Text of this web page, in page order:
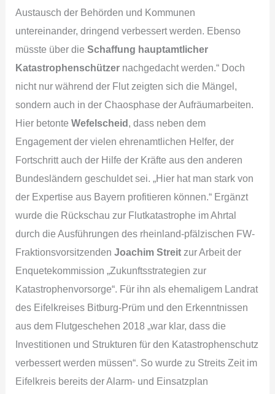
Austausch der Behörden und Kommunen
untereinander, dringend verbessert werden. Ebenso
müsste über dieSchaffung hauptamtlicher
Katastrophenschützer nachgedacht werden.“ Doch
nicht nur während der Flut zeigten sich die Mängel,
sondern auch in der Chaosphase der Aufräumarbeiten.
Hier betonteWefelscheid , dass neben dem
Engagement der vielen ehrenamtlichen Helfer, der
Fortschritt auch der Hilfe der Kräfte aus den anderen
Bundesländern geschuldet sei. „Hier hat man stark von
der Expertise aus Bayern profitieren können.“ Ergänzt
wurde die Rückschau zur Flutkatastrophe im Ahrtal
durch die Ausführungen des rheinland-pfälzischen FW-
FraktionsvorsitzendenJoachim Streit zur Arbeit der
Enquetekommission „Zukunftsstrategien zur
Katastrophenvorsorge“. Für ihn als ehemaligem Landrat
des Eifelkreises Bitburg-Prüm und den Erkenntnissen
aus dem Flutgeschehen 2018 „war klar, dass die
Investitionen und Strukturen für den Katastrophenschutz
verbessert werden müssen“. So wurde zu Streits Zeit im
Eifelkreis bereits der Alarm- und Einsatzplan